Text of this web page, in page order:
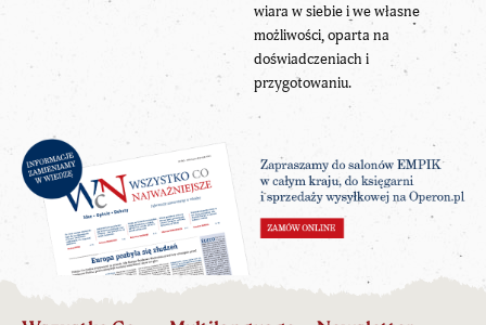
wiara w siebie i we własne
możliwości, oparta na
doświadczeniach i
przygotowaniu.